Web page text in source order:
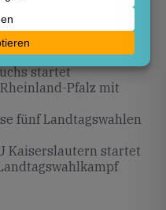
2026: Marc
zur
Pfalz
startet
Pfalz mit
fünf Landtagswahlen
Kaiserslautern startet